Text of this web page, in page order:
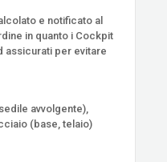
e notificato al
in quanto i Cockpit
assicurati per evitare
avvolgente),
(base, telaio)